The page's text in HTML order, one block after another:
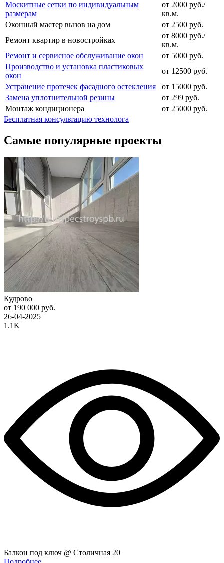
Москитные сетки по индивидуальным
размерам
от 2000 руб./
кв.м.
Оконный мастер вызов на дом
от 2500 руб.
Ремонт квартир в новостройках
от 8000 руб./
кв.м.
Ремонт и сервисное обслуживание окон
от 5000 руб.
Производство и установка пластиковых
окон
от 12500 руб.
Устранение протечек фасадного остекления
от 15000 руб.
Замена уплотнительной резины
от 299 руб.
Монтаж кондиционера
от 25000 руб.
Бесплатная консультацию технолога
Самые популярные проекты
Кудрово
от 190 000 руб.
26-04-2025
1.1K
Балкон под ключ @ Столичная 20